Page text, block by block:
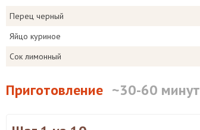
Перец черный
Яйцо куриное
Сок лимонный
Приготовление ~30-60 минут